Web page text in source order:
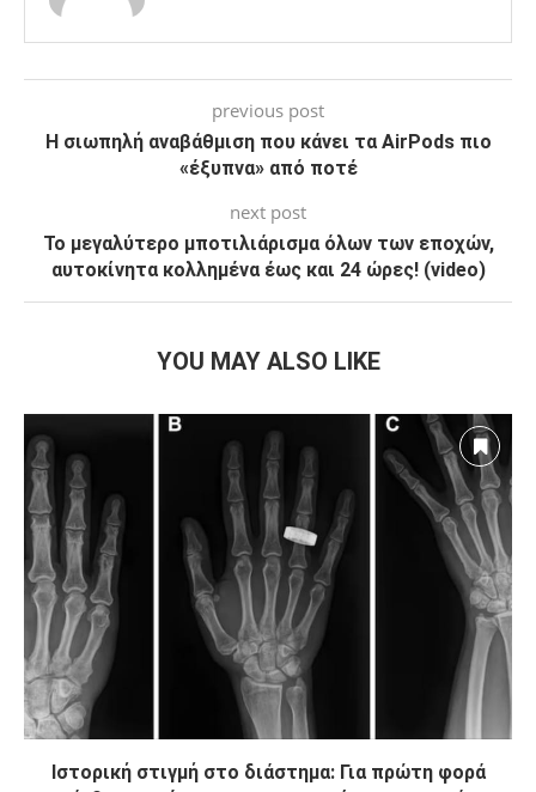
previous post
Η σιωπηλή αναβάθμιση που κάνει τα AirPods πιο
«έξυπνα» από ποτέ
next post
Το μεγαλύτερο μποτιλιάρισμα όλων των εποχών,
αυτοκίνητα κολλημένα έως και 24 ώρες! (video)
YOU MAY ALSO LIKE
Ιστορική στιγμή στο διάστημα: Για πρώτη φορά